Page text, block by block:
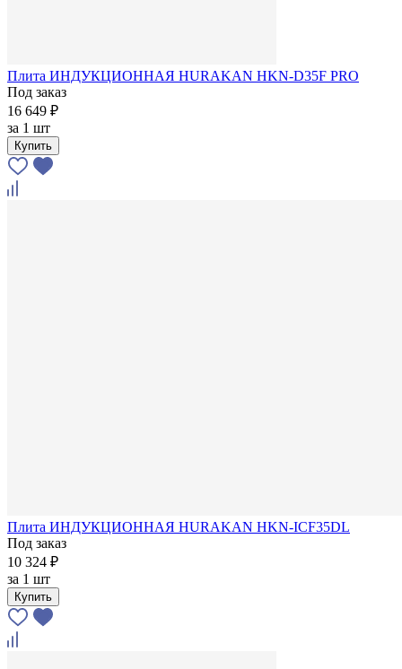
Плита ИНДУКЦИОННАЯ HURAKAN HKN-D35F PRO
Под заказ
16 649 ₽
за 1 шт
Купить
Плита ИНДУКЦИОННАЯ HURAKAN HKN-ICF35DL
Под заказ
10 324 ₽
за 1 шт
Купить